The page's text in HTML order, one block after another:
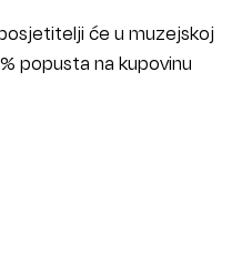
će u muzejskoj
popusta na kupovinu